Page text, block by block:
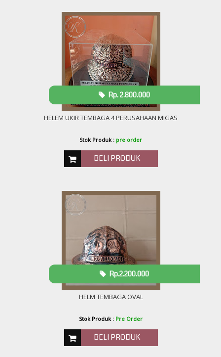
HELEM UKIR TEMBAGA 4 PERUSAHAAN MIGAS
Rp. 2.800.000
Stok Produk : pre order
BELI PRODUK
HELM TEMBAGA OVAL
Rp.2.200.000
Stok Produk : Pre Order
BELI PRODUK